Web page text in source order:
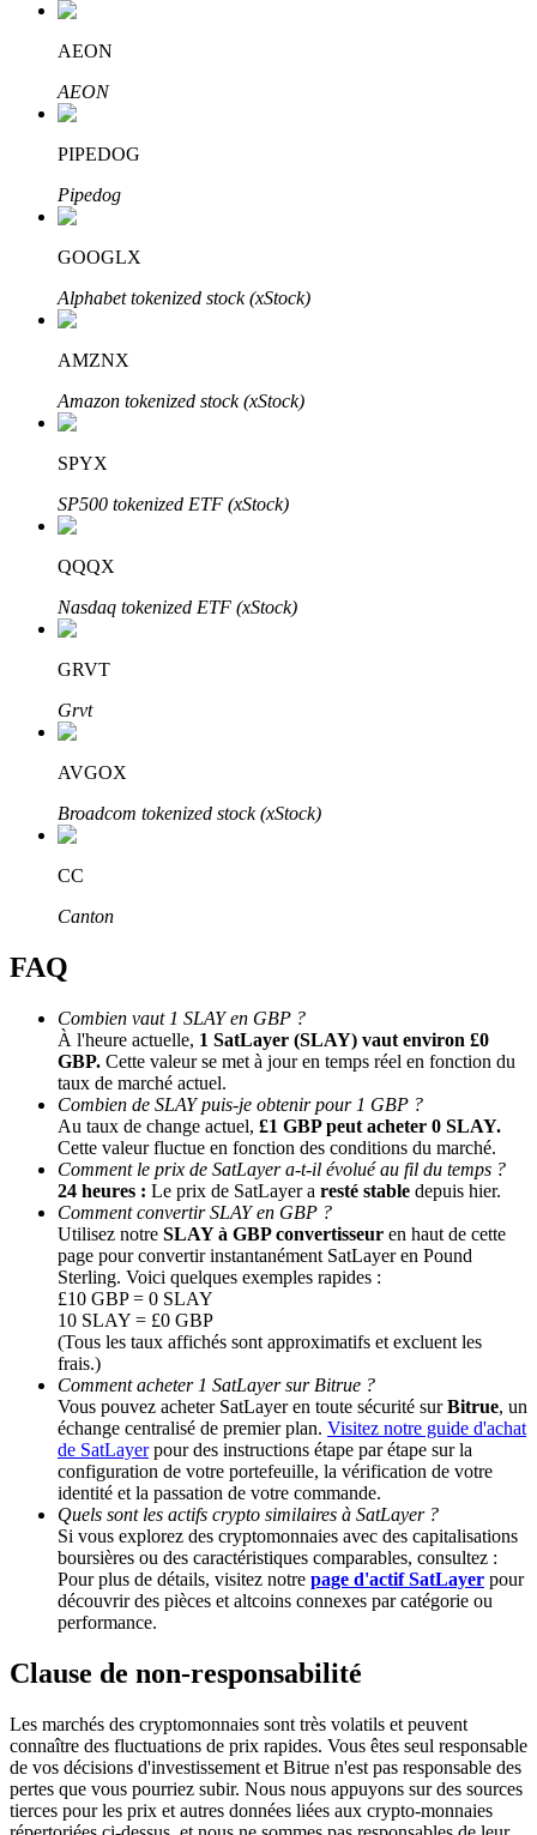
Investissement automobile
Découvrez comment gagner un revenu passif
Bitrue
Partenaires Bitrue
Affiliés Bitrue
Jusqu'à 65 % de commissions !
Parrainage
Invitez un ami pour recevoir des récompenses en espèces
BTC Welcome Rewards
BTC Welcome Rewards
Deposit CASHCAT & Win
AEON
AEON
PIPEDOG
Pipedog
GOOGLX
Alphabet tokenized stock (xStock)
AMZNX
Amazon tokenized stock (xStock)
SPYX
SP500 tokenized ETF (xStock)
QQQX
Nasdaq tokenized ETF (xStock)
GRVT
Grvt
AVGOX
Broadcom tokenized stock (xStock)
CC
Canton
FAQ
Combien vaut 1 SLAY en GBP ?
À l'heure actuelle, 1 SatLayer (SLAY) vaut environ £0
GBP. Cette valeur se met à jour en temps réel en fonction du
taux de marché actuel.
Combien de SLAY puis-je obtenir pour 1 GBP ?
Au taux de change actuel, £1 GBP peut acheter 0 SLAY.
Cette valeur fluctue en fonction des conditions du marché.
Comment le prix de SatLayer a-t-il évolué au fil du temps ?
24 heures : Le prix de SatLayer a resté stable depuis hier.
Comment convertir SLAY en GBP ?
Utilisez notre SLAY à GBP convertisseur en haut de cette
page pour convertir instantanément SatLayer en Pound
Sterling. Voici quelques exemples rapides :
£10 GBP = 0 SLAY
10 SLAY = £0 GBP
(Tous les taux affichés sont approximatifs et excluent les
frais.)
Comment acheter 1 SatLayer sur Bitrue ?
Vous pouvez acheter SatLayer en toute sécurité surBitrue, un
échange centralisé de premier plan. Visitez notre guide d'achat
de SatLayerpour des instructions étape par étape sur la
configuration de votre portefeuille, la vérification de votre
identité et la passation de votre commande.
Quels sont les actifs crypto similaires à SatLayer ?
Si vous explorez des cryptomonnaies avec des capitalisations
boursières ou des caractéristiques comparables, consultez :
Pour plus de détails, visitez notre page d'actif SatLayer pour
découvrir des pièces et altcoins connexes par catégorie ou
performance.
Clause de non-responsabilité
Les marchés des cryptomonnaies sont très volatils et peuvent
connaître des fluctuations de prix rapides. Vous êtes seul responsable
de vos décisions d'investissement et Bitrue n'est pas responsable des
pertes que vous pourriez subir. Nous nous appuyons sur des sources
tierces pour les prix et autres données liées aux crypto-monnaies